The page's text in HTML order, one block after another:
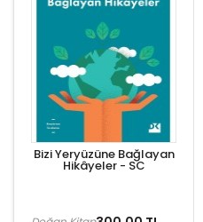
Bizi Yeryüzüne Bağlayan
Hikâyeler - SC